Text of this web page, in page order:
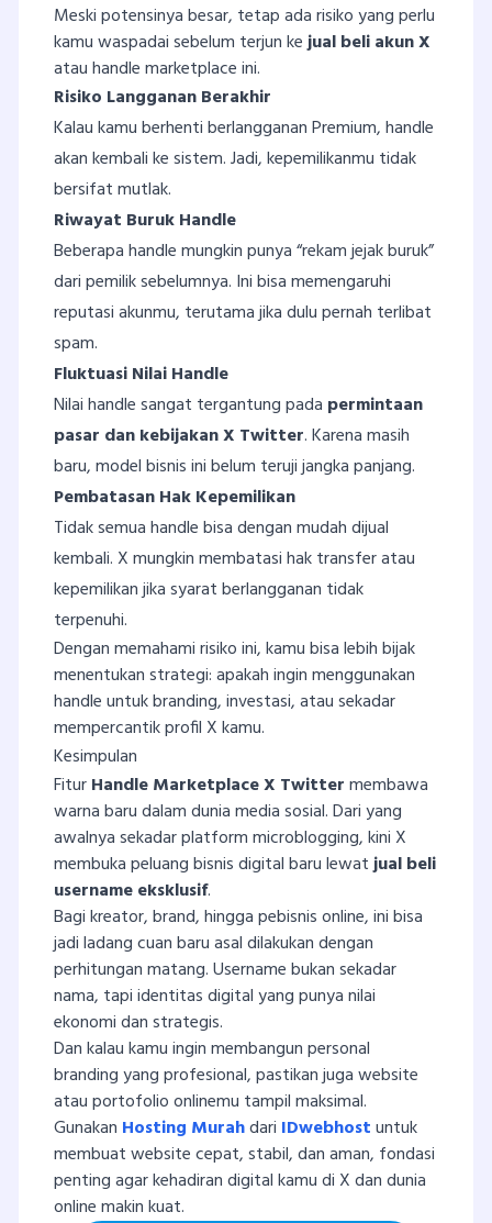
Meski potensinya besar, tetap ada risiko yang perlu
kamu waspadai sebelum terjun kejual beli akun X
atau handle marketplace ini.
Risiko Langganan Berakhir
Kalau kamu berhenti berlangganan Premium, handle
akan kembali ke sistem. Jadi, kepemilikanmu tidak
bersifat mutlak.
Riwayat Buruk Handle
Beberapa handle mungkin punya “rekam jejak buruk”
dari pemilik sebelumnya. Ini bisa memengaruhi
reputasi akunmu, terutama jika dulu pernah terlibat
spam.
Fluktuasi Nilai Handle
Nilai handle sangat tergantung pada permintaan
pasar dan kebijakan X Twitter. Karena masih
baru, model bisnis ini belum teruji jangka panjang.
Pembatasan Hak Kepemilikan
Tidak semua handle bisa dengan mudah dijual
kembali. X mungkin membatasi hak transfer atau
kepemilikan jika syarat berlangganan tidak
terpenuhi.
Dengan memahami risiko ini, kamu bisa lebih bijak
menentukan strategi: apakah ingin menggunakan
handle untuk branding, investasi, atau sekadar
mempercantik profil X kamu.
Kesimpulan
FiturHandle Marketplace X Twittermembawa
warna baru dalam dunia media sosial. Dari yang
awalnya sekadar platform microblogging, kini X
membuka peluang bisnis digital baru lewatjual beli
username eksklusif.
Bagi kreator, brand, hingga pebisnis online, ini bisa
jadi ladang cuan baru asal dilakukan dengan
perhitungan matang. Username bukan sekadar
nama, tapi identitas digital yang punya nilai
ekonomi dan strategis.
Dan kalau kamu ingin membangun personal
branding yang profesional, pastikan juga website
atau portofolio onlinemu tampil maksimal.
Gunakan Hosting Murahdari IDwebhostuntuk
membuat website cepat, stabil, dan aman, fondasi
penting agar kehadiran digital kamu di X dan dunia
online makin kuat.